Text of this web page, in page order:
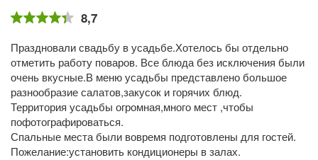
8,7
Праздновали свадьбу в усадьбе.Хотелось бы отдельно
отметить работу поваров. Все блюда без исключения были
очень вкусные.В меню усадьбы представлено большое
разнообразие салатов,закусок и горячих блюд.
Территория усадьбы огромная,много мест ,чтобы
пофотографироваться.
Спальные места были вовремя подготовлены для гостей.
Пожелание:установить кондиционеры в залах.